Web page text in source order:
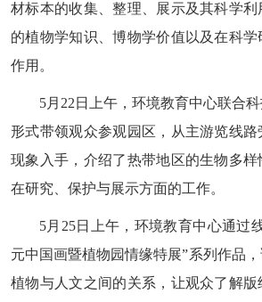
材标本的收集、整理、展示及其科学
的植物学知识、博物学价值以及在科
作用。
5月22日上午，环境教育中心联合
形式带领观众参观园区，从主游览线
现象入手，介绍了热带地区的生物多样
在研究、保护与展示方面的工作。
5月25日上午，环境教育中心通过
元中国画暨植物园情缘特展”系列作品，
植物与人文之间的关系，让观众了解